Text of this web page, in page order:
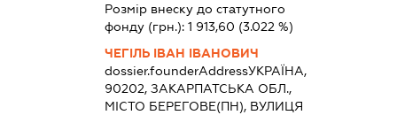
Розмір внеску до статутного
фонду (грн.): 1 913,60 (3.022 %)
ЧЕГІЛЬ ІВАН ІВАНОВИЧ
dossier.founderAddressУКРАЇНА,
90202, ЗАКАРПАТСЬКА ОБЛ.,
МІСТО БЕРЕГОВЕ(ПН), ВУЛИЦЯ